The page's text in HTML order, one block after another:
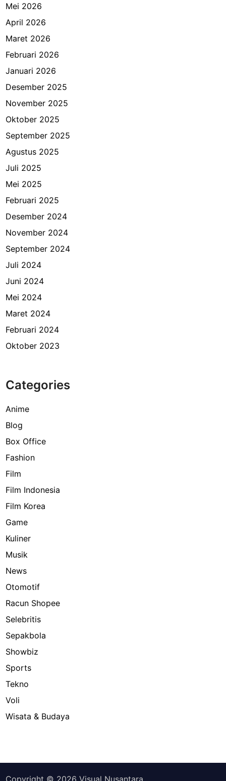
Mei 2026
April 2026
Maret 2026
Februari 2026
Januari 2026
Desember 2025
November 2025
Oktober 2025
September 2025
Agustus 2025
Juli 2025
Mei 2025
Februari 2025
Desember 2024
November 2024
September 2024
Juli 2024
Juni 2024
Mei 2024
Maret 2024
Februari 2024
Oktober 2023
Categories
Anime
Blog
Box Office
Fashion
Film
Film Indonesia
Film Korea
Game
Kuliner
Musik
News
Otomotif
Racun Shopee
Selebritis
Sepakbola
Showbiz
Sports
Tekno
Voli
Wisata & Budaya
Copyright © 2026Visual Nusantara